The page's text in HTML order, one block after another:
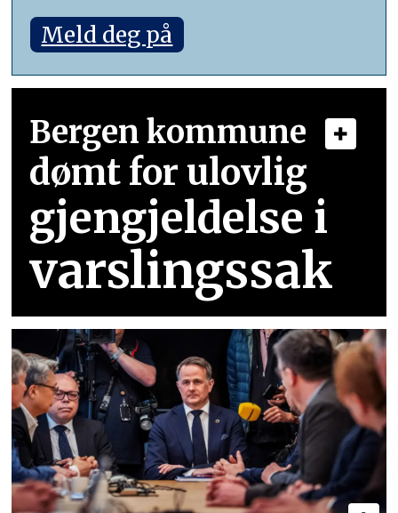
Meld deg på
Bergen kommune
dømt for ulovlig
gjengjeldelse i
varslingssak